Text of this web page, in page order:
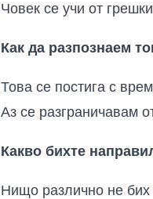
Човек се учи от
Как да разпознаем
Това се постига с
Аз се разграничавам
Какво бихте
Нищо различно не